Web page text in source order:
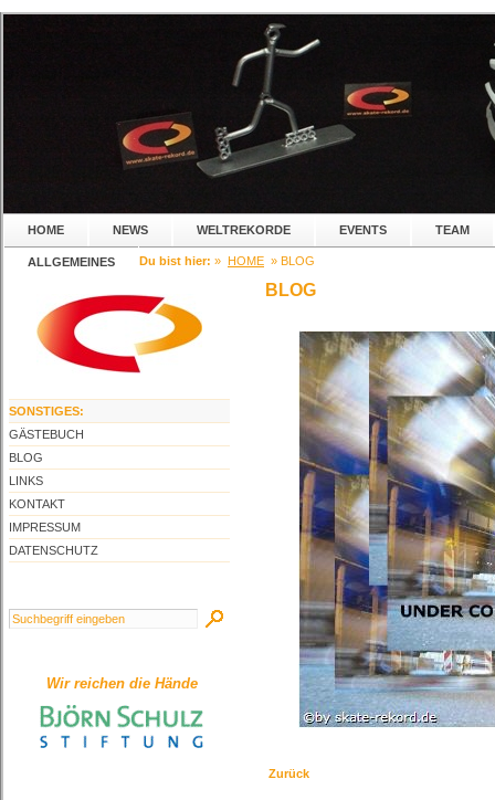
HOME NEWS WELTREKORDE EVENTS TEAM
ALLGEMEINES Du bist hier: » HOME » BLOG
SONSTIGES:
GÄSTEBUCH
BLOG
LINKS
KONTAKT
IMPRESSUM
DATENSCHUTZ
Wir reichen die Hände
BLOG
Zurück